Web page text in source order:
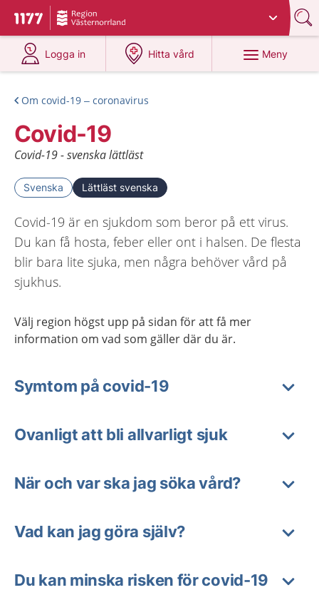
Till startsidan för 1177
Du har valt region
Logga in
på 1177.se
Hitta vård
på 1177.se
Meny
Om covid-19 – coronavirus
Covid-19
Covid-19 - svenska lättläst
Svenska Lättläst svenska
Covid-19 är en sjukdom som beror på ett virus.
Du kan få hosta, feber eller ont i halsen. De flesta
blir bara lite sjuka, men några behöver vård på
sjukhus.
Välj region högst upp på sidan för att få mer
information om vad som gäller där du är.
Symtom på covid-19
Ovanligt att bli allvarligt sjuk
När och var ska jag söka vård?
Vad kan jag göra själv?
Du kan minska risken för covid-19